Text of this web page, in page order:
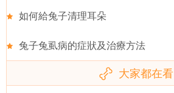
如何給兔子清理耳朵
兔子兔虱病的症狀及治療方法
大家都在看